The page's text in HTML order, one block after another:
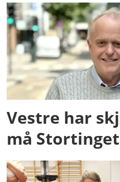
Vestre har
må